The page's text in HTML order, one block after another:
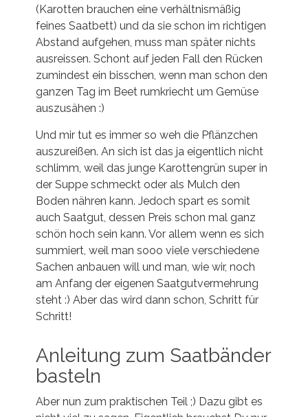
(Karotten brauchen eine verhältnismäßig
feines Saatbett) und da sie schon im richtigen
Abstand aufgehen, muss man später nichts
ausreissen. Schont auf jeden Fall den Rücken
zumindest ein bisschen, wenn man schon den
ganzen Tag im Beet rumkriecht um Gemüse
auszusähen :)
Und mir tut es immer so weh die Pflänzchen
auszureißen. An sich ist das ja eigentlich nicht
schlimm, weil das junge Karottengrün super in
der Suppe schmeckt oder als Mulch den
Boden nähren kann. Jedoch spart es somit
auch Saatgut, dessen Preis schon mal ganz
schön hoch sein kann. Vor allem wenn es sich
summiert, weil man sooo viele verschiedene
Sachen anbauen will und man, wie wir, noch
am Anfang der eigenen Saatgutvermehrung
steht :) Aber das wird dann schon, Schritt für
Schritt!
Anleitung zum Saatbänder
basteln
Aber nun zum praktischen Teil ;) Dazu gibt es